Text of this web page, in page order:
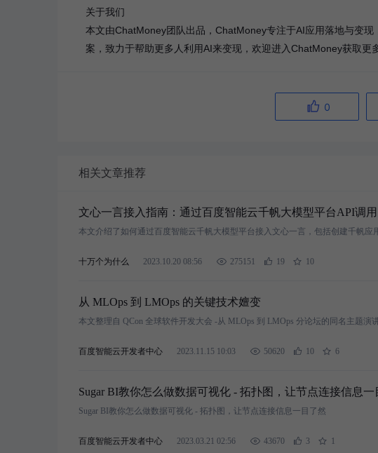
关于我们
本文由ChatMoney团队出品，ChatMoney专注于AI应用落地与变
案，致力于帮助更多人利用AI来变现，欢迎进入ChatMoney获取更
相关文章推荐
文心一言接入指南：通过百度智能云千帆大模型平台API调用
十万个为什么 2023.10.20 08:56 275151 19 10
从 MLOps 到 LMOps 的关键技术嬗变
本文整理自 QCon 全球软件开发大会 -从 MLOps 到 LMOps 分论坛的同名主题演
百度智能云开发者中心 2023.11.15 10:03 50620 10 6
Sugar BI教你怎么做数据可视化 - 拓扑图，让节点连接信息一
Sugar BI教你怎么做数据可视化 - 拓扑图，让节点连接信息一目了然
百度智能云开发者中心 2023.03.21 02:56 43670 3 1